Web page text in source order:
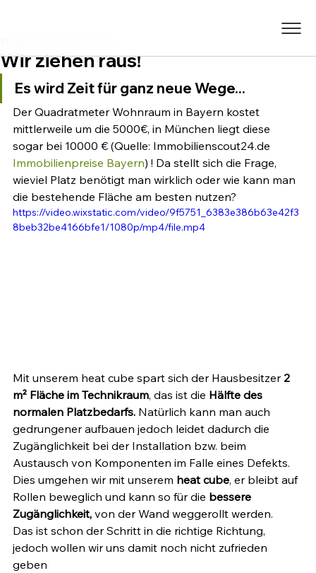
Wir ziehen raus!
Es wird Zeit für ganz neue Wege...
Der Quadratmeter Wohnraum in Bayern kostet
mittlerweile um die 5000€, in München liegt diese
sogar bei 10000 € (Quelle: Immobilienscout24.de
Immobilienpreise Bayern) ! Da stellt sich die Frage,
wieviel Platz benötigt man wirklich oder wie kann man
die bestehende Fläche am besten nutzen?
https://video.wixstatic.com/video/9f5751_6383e386b63e42f3
8beb32be4166bfe1/1080p/mp4/file.mp4
Mit unserem heat cube spart sich der Hausbesitzer 2
m² Fläche im Technikraum, das ist die Hälfte des
normalen Platzbedarfs. Natürlich kann man auch
gedrungener aufbauen jedoch leidet dadurch die
Zugänglichkeit bei der Installation bzw. beim
Austausch von Komponenten im Falle eines Defekts.
Dies umgehen wir mit unserem heat cube, er bleibt auf
Rollen beweglich und kann so für die bessere
Zugänglichkeit, von der Wand weggerollt werden.
Das ist schon der Schritt in die richtige Richtung,
jedoch wollen wir uns damit noch nicht zufrieden
geben